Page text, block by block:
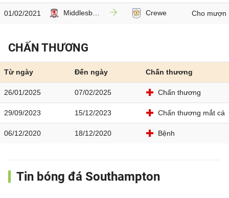
01/02/2021 Middlesbrough Crewe Cho mượn
CHẤN THƯƠNG
Từ ngày Đến ngày Chấn thương
26/01/2025 07/02/2025 Chấn thương
29/09/2023 15/12/2023 Chấn thương mắt cá
06/12/2020 18/12/2020 Bệnh
Tin bóng đá Southampton